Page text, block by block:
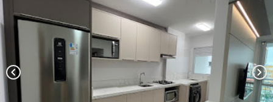
chevron_left chevron_right